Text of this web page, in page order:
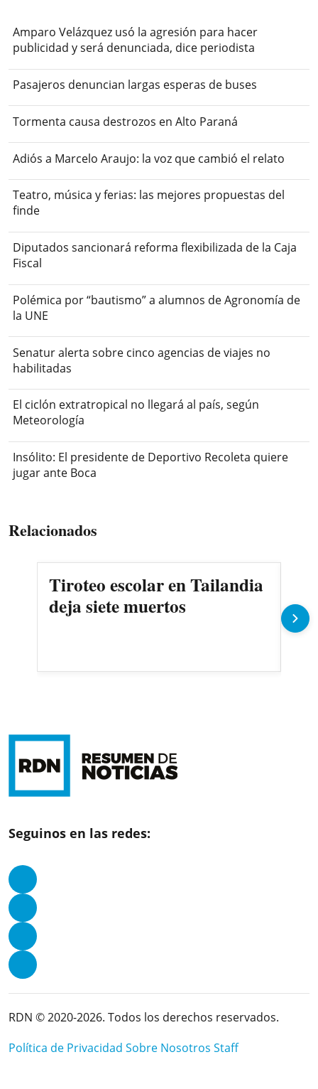
Amparo Velázquez usó la agresión para hacer
publicidad y será denunciada, dice periodista
Pasajeros denuncian largas esperas de buses
Tormenta causa destrozos en Alto Paraná
Adiós a Marcelo Araujo: la voz que cambió el relato
Teatro, música y ferias: las mejores propuestas del
finde
Diputados sancionará reforma flexibilizada de la Caja
Fiscal
Polémica por “bautismo” a alumnos de Agronomía de
la UNE
Senatur alerta sobre cinco agencias de viajes no
habilitadas
El ciclón extratropical no llegará al país, según
Meteorología
Insólito: El presidente de Deportivo Recoleta quiere
jugar ante Boca
Relacionados
Tiroteo escolar en Tailandia
deja siete muertos
Seguinos en las redes:
RDN © 2020-2026. Todos los derechos reservados.
Política de Privacidad Sobre Nosotros Staff